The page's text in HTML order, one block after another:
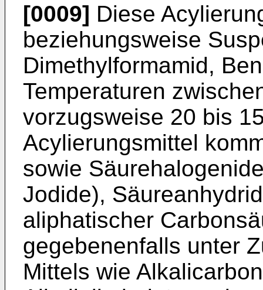
[0009] Diese
beziehungsweise
Dimethylformamid,
Temperaturen
vorzugsweise 20 bis
Acylierungsmittel
sowie
Jodide),
aliphatischer
gegebenenfalls unter
Mittels wie